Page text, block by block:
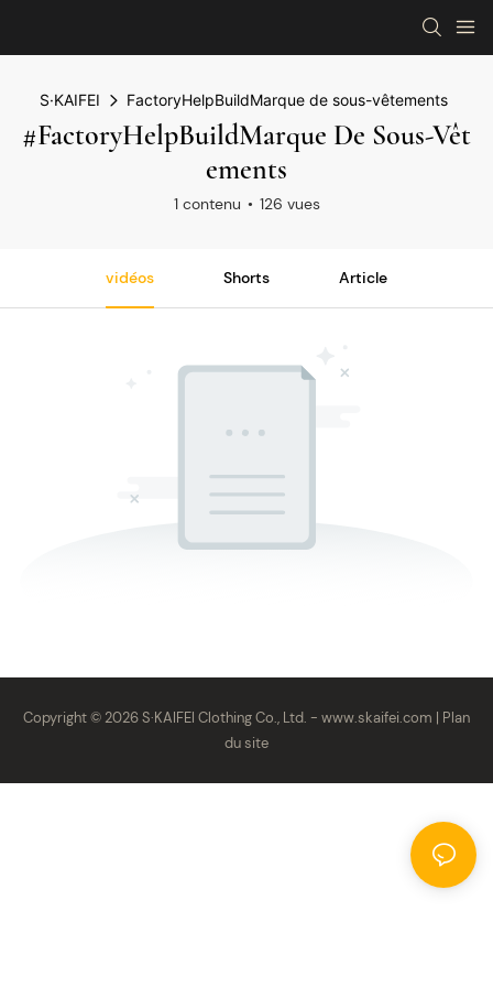
S·KAIFEI FactoryHelpBuildMarque de sous-vêtements
#FactoryHelpBuildMarque De Sous-Vêt
Ements
1 contenu 126 vues
vidéos Shorts Article
Copyright © 2026 S·KAIFEI Clothing Co., Ltd. - www.skaifei.com | Plan
du site